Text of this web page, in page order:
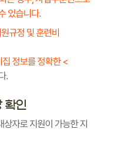
있습니다.
규정 및 훈련비
집 정보를 정확한 <
.
확인
자로 지원이 가능한 지